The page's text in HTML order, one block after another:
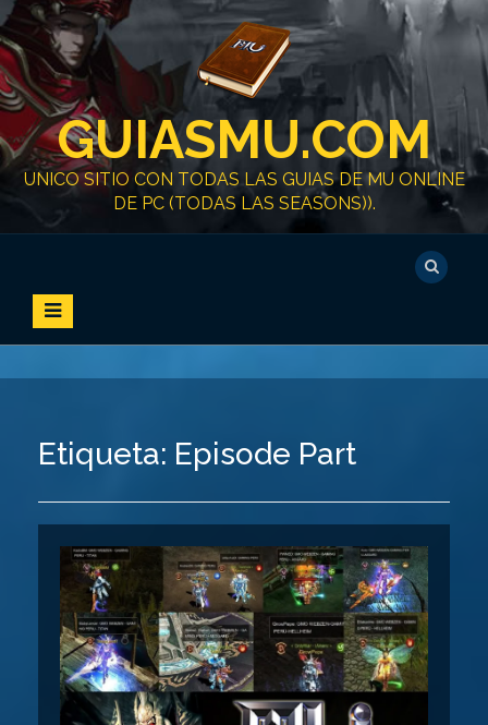
k
i
p
t
c
o
GUIASMU.COM
UNICO SITIO CON TODAS LAS GUIAS DE MU ONLINE
DE PC (TODAS LAS SEASONS)).
Etiqueta: Episode Part